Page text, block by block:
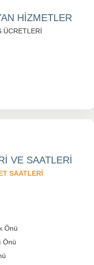
HİZMETLER
ÜCRETLERİ
VE SAATLERİ
SAATLERİ
Önü
Önü